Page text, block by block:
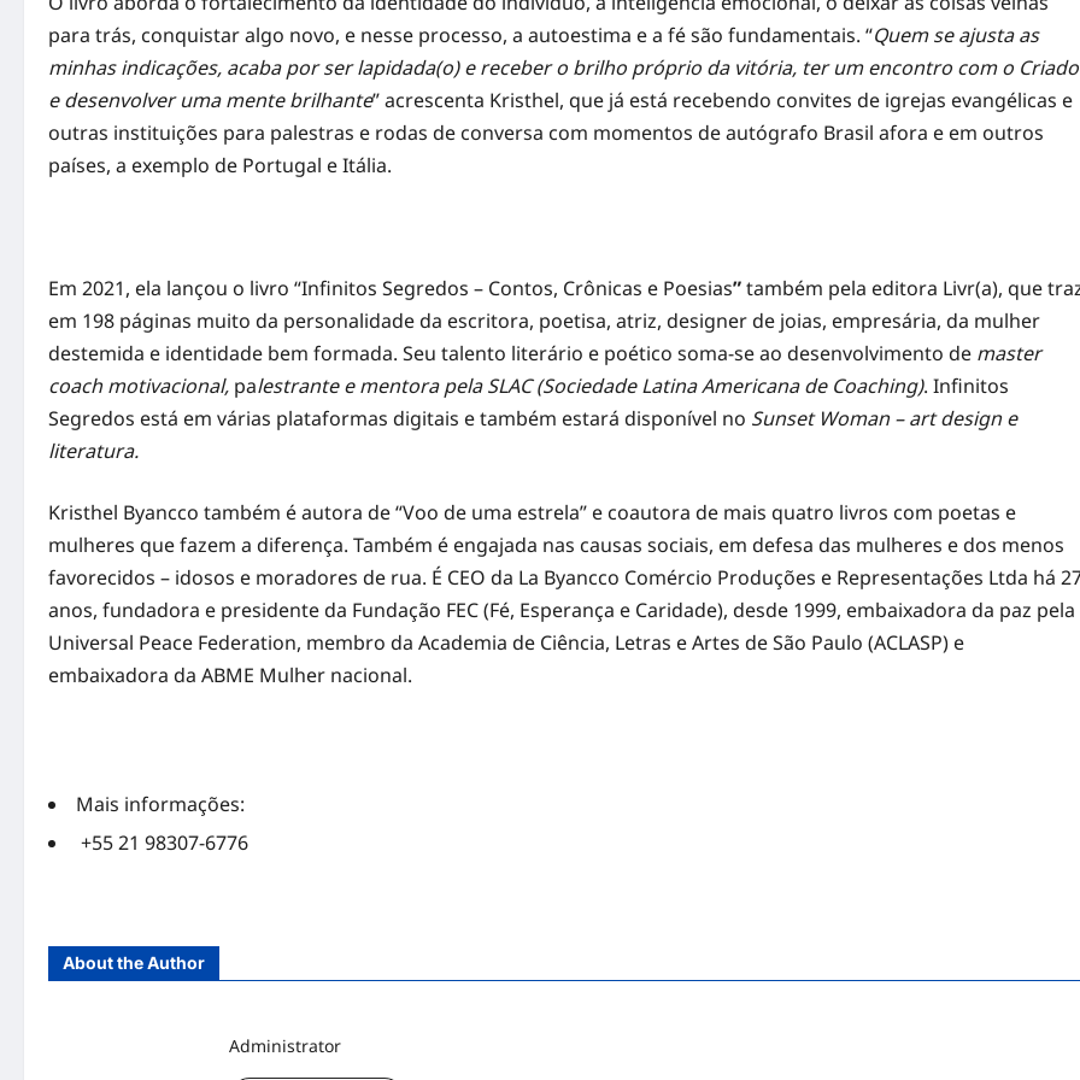
para trás, conquistar algo novo, e nesse processo, a autoestima e a fé são fundamentais. “Quem se ajusta as
minhas indicações, acaba por ser lapidada(o) e receber o brilho próprio da vitória, ter um encontro com o
e desenvolver uma mente brilhante” acrescenta Kristhel, que já está recebendo convites de igrejas evangélicas e
outras instituições para palestras e rodas de conversa com momentos de autógrafo Brasil afora e em outros
países, a exemplo de Portugal e Itália.
Em 2021, ela lançou o livro “Infinitos Segredos – Contos, Crônicas e Poesias”também pela editora Livr(a), que
em 198 páginas muito da personalidade da escritora, poetisa, atriz, designer de joias, empresária, da mulher
destemida e identidade bem formada. Seu talento literário e poético soma-se ao desenvolvimento de master
coach motivacional, palestrante e mentora pela SLAC (Sociedade Latina Americana de Coaching). Infinitos
Segredos está em várias plataformas digitais e também estará disponível no Sunset Woman – art design e
literatura.
Kristhel Byancco também é autora de “Voo de uma estrela” e coautora de mais quatro livros com poetas e
mulheres que fazem a diferença. Também é engajada nas causas sociais, em defesa das mulheres e dos menos
favorecidos – idosos e moradores de rua. É CEO da La Byancco Comércio Produções e Representações Ltda há
anos, fundadora e presidente da Fundação FEC (Fé, Esperança e Caridade), desde 1999, embaixadora da paz pela
Universal Peace Federation, membro da Academia de Ciência, Letras e Artes de São Paulo (ACLASP) e
embaixadora da ABME Mulher nacional.
Mais informações:
+55 21 98307-6776
About the Author
Administrator